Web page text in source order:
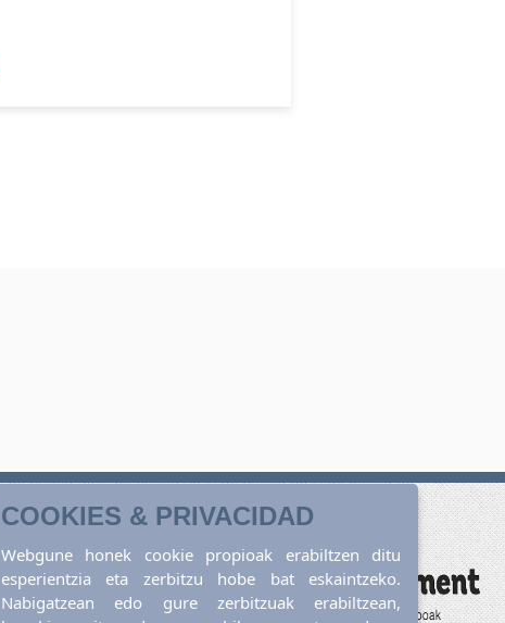
COOKIES & PRIVACIDAD
Webgune honek cookie propioak erabiltzen ditu
esperientzia eta zerbitzu hobe bat eskaintzeko.
Nabigatzean edo gure zerbitzuak erabiltzean,